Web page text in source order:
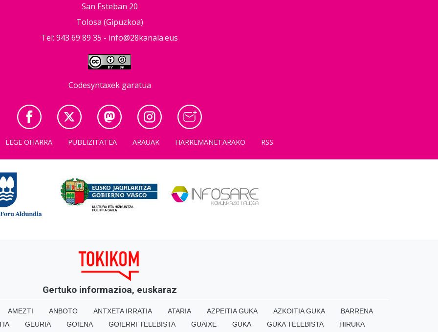
San Esteban 20
Tolosa (Gipuzkoa)
Tel: 943 69 89 35 - info@28kanala.eus
Codesyntaxek garatua
LEGE OHARRA PUBLIZITATEA ARAUAK HARREMANETARAKO RSS
Gertuko informazioa, euskaraz
AMEZTI ANBOTO ANTXETA IRRATIA ATARIA AZPEITIA GUKA AZKOITIA GUKA
BARRENA
GEURIA GOIENA GOIERRI TELEBISTA GUAIXE GUKA GUKA TELEBISTA HIRUKA